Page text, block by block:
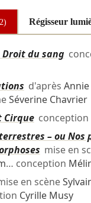
Régisseur
Droit du sang
d'après
Séverine Chavrier
Cirqueconception
– ou Nos
mise en
… conception
en scène
Cyrille Musy